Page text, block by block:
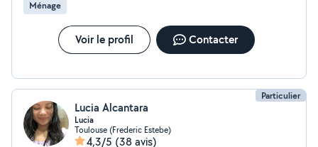
Ménage
Voir le profil Contacter
Particulier
Lucia Alcantara
Lucia
Toulouse (Frederic Estebe)
4,3/5 (38 avis)